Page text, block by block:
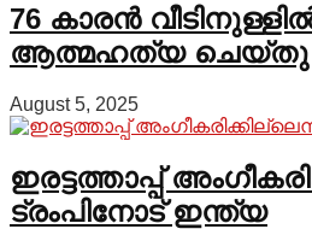
76 കാരന്‍
ആത്മഹത്യ ചെയ്തു
August 5, 2025
ഇരട്ടത്താപ്പ്
ട്രംപിനോട് ഇന്ത്യ